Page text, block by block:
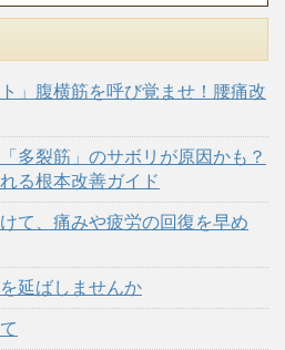
」腹横筋を呼び覚ませ！腰痛改
多裂筋」のサボリが原因かも？
る根本改善ガイド
て、痛みや疲労の回復を早め
延ばしませんか